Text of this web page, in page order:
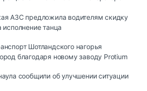
АЗС предложила водителям скидку
исполнение танца
Шотландского нагорья
благодаря новому заводу Protium
сообщили об улучшении ситуации